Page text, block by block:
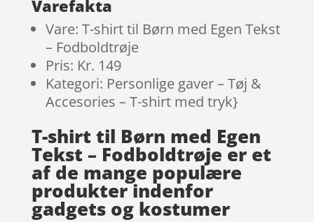
Varefakta
Vare: T-shirt til Børn med Egen Tekst
– Fodboldtrøje
Pris: Kr. 149
Kategori: Personlige gaver – Tøj &
Accesories – T-shirt med tryk}
T-shirt til Børn med Egen
Tekst – Fodboldtrøje er et
af de mange populære
produkter indenfor
gadgets og kostumer